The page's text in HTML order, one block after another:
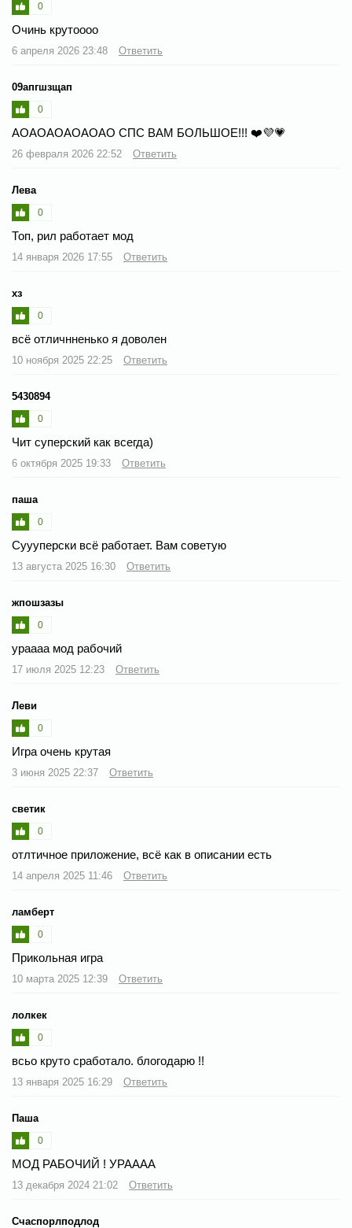
0
Очинь крутоооо
6 апреля 2026 23:48 Ответить
09апгшзщап
0
АОАОАОАОАОАО СПС ВАМ БОЛЬШОЕ!!! ❤️💜💗
26 февраля 2026 22:52 Ответить
Лева
0
Топ, рил работает мод
14 января 2026 17:55 Ответить
хз
0
всё отличнненько я доволен
10 ноября 2025 22:25 Ответить
5430894
0
Чит суперский как всегда)
6 октября 2025 19:33 Ответить
паша
0
Суууперски всë работает. Вам советую
13 августа 2025 16:30 Ответить
жпошзазы
0
ураааа мод рабочий
17 июля 2025 12:23 Ответить
Леви
0
Игра очень крутая
3 июня 2025 22:37 Ответить
светик
0
отлтичное приложение, всё как в описании есть
14 апреля 2025 11:46 Ответить
ламберт
0
Прикольная игра
10 марта 2025 12:39 Ответить
лолкек
0
всьо круто сработало. блогодарю !!
13 января 2025 16:29 Ответить
Паша
0
МОД РАБОЧИЙ ! УРАААА
13 декабря 2024 21:02 Ответить
Счаспорлподлод